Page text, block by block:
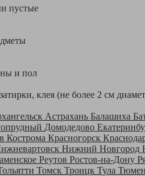
пустые
и пол
клея (не более 2 см
Астрахань Балашиха
Домодедово
Кострома Красногорск
Нижний Новгород
Реутов Ростов-на-Дону
Томск Троицк Тула